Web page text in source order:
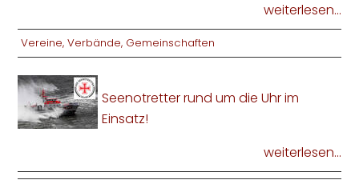
weiterlesen...
Vereine, Verbände, Gemeinschaften
Seenotretter rund um die Uhr im
Einsatz!
weiterlesen...